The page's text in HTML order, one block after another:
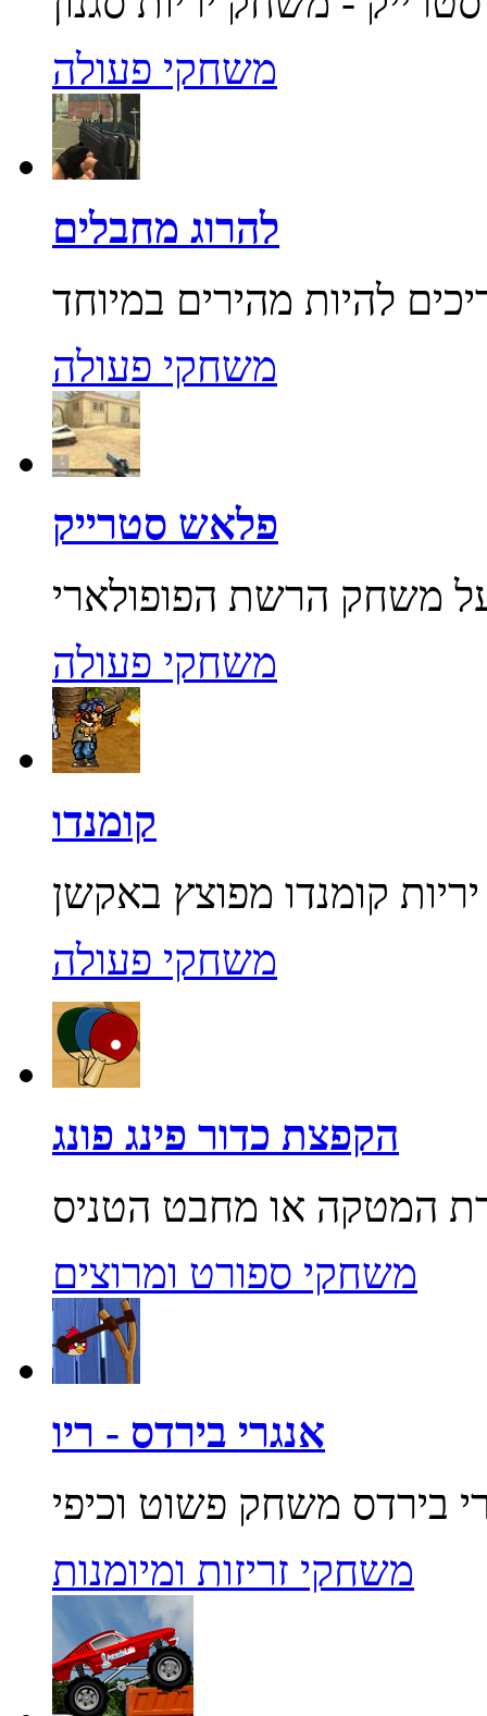
משחקי פעולה
להרוג מחבלים
משחקי פעולה
פלאש סטרייק
משחקי פעולה
קומנדו
משחקי פעולה
הקפצת כדור פינג פונג
משחקי ספורט ומרוצים
אנגרי בירדס - ריו
משחקי זריזות ומיומנות